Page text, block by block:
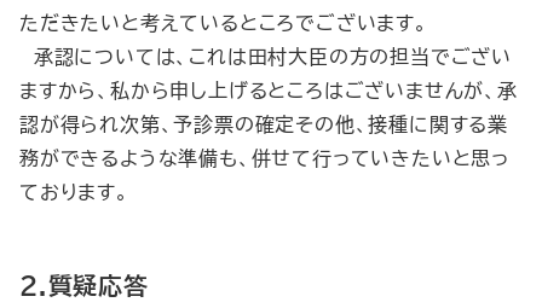
ただきたいと考えているところでございます。
承認については、これは田村大臣の方の担当でござい
ますから、私から申し上げるところはございませんが、承
認が得られ次第、予診票の確定その他、接種に関する業
務ができるような準備も、併せて行っていきたいと思っ
ております。
2.質疑応答